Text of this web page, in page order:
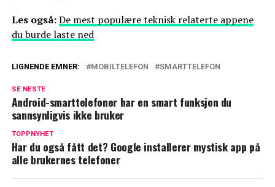
Les også:De mest populære teknisk relaterte appene
du burde laste ned
LIGNENDE EMNER: MOBILTELEFON SMARTTELEFON
SE NESTE
Android-smarttelefoner har en smart funksjon du
sannsynligvis ikke bruker
TOPPNYHET
Har du også fått det? Google installerer mystisk app på
alle brukernes telefoner